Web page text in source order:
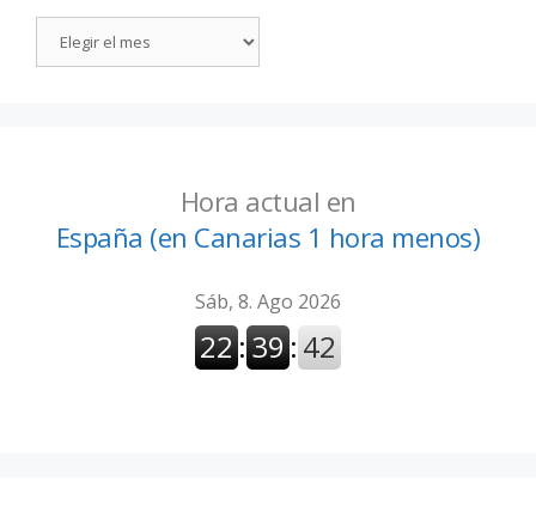
Hora actual en
España (en Canarias 1 hora menos)